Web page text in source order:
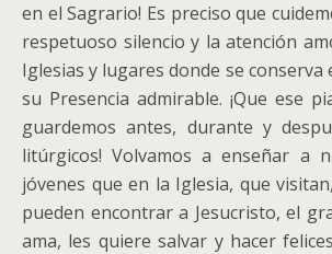
en el Sagrario! Es preciso que
respetuoso silencio y la atención
Iglesias y lugares donde se conserva
su Presencia admirable. ¡Que ese
guardemos antes, durante y
litúrgicos! Volvamos a enseñar a
jóvenes que en la Iglesia, que
pueden encontrar a Jesucristo, el
ama, les quiere salvar y hacer